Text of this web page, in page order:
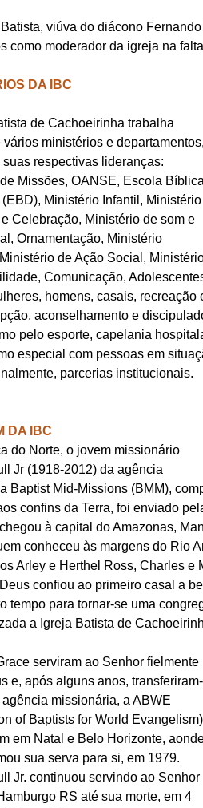
viúva do diácono
como moderador da igreja na
DA IBC
de Cachoeirinha trabalha
vários ministérios e departamentos,
suas respectivas lideranças:
Missões, OANSE, Escola Bíblica
Ministério Infantil, Ministério
Celebração, Ministério de som e
Ornamentação, Ministério
de Ação Social,
Comunicação,
homens, casais, recreação
aconselhamento e
pelo esporte, capelania
especial com pessoas em
parcerias institucionais.
DA IBC
do Norte, o jovem missionário
Jr (1918-2012) da agência
Baptist Mid-Missions (BMM),
confins da Terra, foi enviado
à capital do Amazonas,
conheceu às margens do Rio
Arley e Herthel Ross, Charles e
confiou ao primeiro casal a
tempo para tornar-se uma
a Igreja Batista de
serviram ao Senhor fielmente
e, após alguns anos,
agência missionária, a ABWE
of Baptists for World
em Natal e Belo Horizonte,
sua serva para si, em 1979.
Jr. continuou servindo ao Senhor
RS até sua morte, em 4